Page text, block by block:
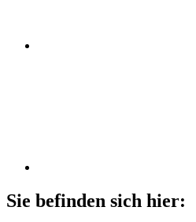
Sie befinden sich hier: